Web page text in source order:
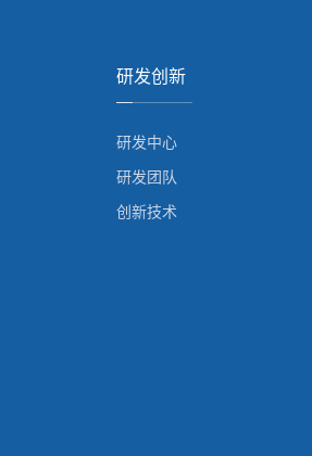
研发创新
研发中心
研发团队
创新技术